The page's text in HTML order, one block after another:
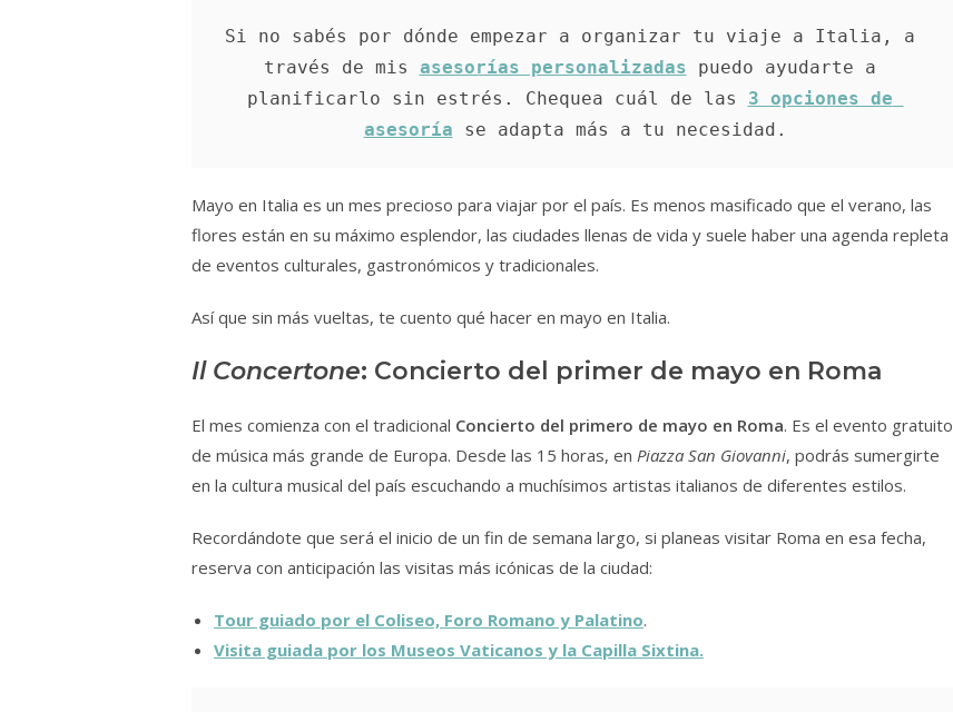
Si no sabés por dónde empezar a organizar tu viaje a Italia, a
través de mis asesorías personalizadas puedo ayudarte a
planificarlo sin estrés. Chequea cuál de las 3 opciones de
asesoría se adapta más a tu necesidad.
Mayo en Italia es un mes precioso para viajar por el país. Es menos masificado que el verano, las
flores están en su máximo esplendor, las ciudades llenas de vida y suele haber una agenda repleta
de eventos culturales, gastronómicos y tradicionales.
Así que sin más vueltas, te cuento qué hacer en mayo en Italia.
Il Concertone: Concierto del primer de mayo en Roma
El mes comienza con el tradicional Concierto del primero de mayo en Roma. Es el evento gratuito
de música más grande de Europa. Desde las 15 horas, en Piazza San Giovanni, podrás sumergirte
en la cultura musical del país escuchando a muchísimos artistas italianos de diferentes estilos.
Recordándote que será el inicio de un fin de semana largo, si planeas visitar Roma en esa fecha,
reserva con anticipación las visitas más icónicas de la ciudad:
Tour guiado por el Coliseo, Foro Romano y Palatino.
Visita guiada por los Museos Vaticanos y la Capilla Sixtina.